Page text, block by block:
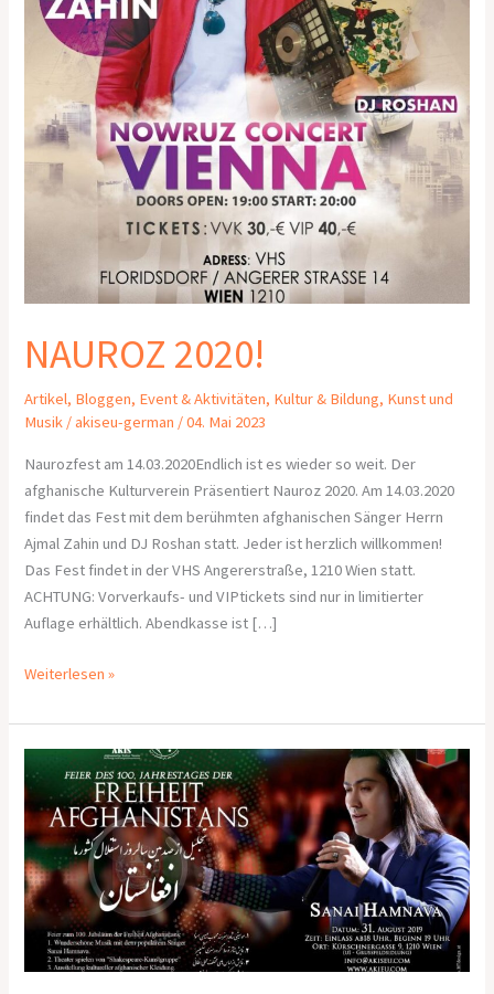
NAUROZ 2020!
Artikel, Bloggen, Event & Aktivitäten, Kultur & Bildung, Kunst und
Musik /akiseu-german /04. Mai 2023
Naurozfest am 14.03.2020Endlich ist es wieder so weit. Der
afghanische Kulturverein Präsentiert Nauroz 2020. Am 14.03.2020
findet das Fest mit dem berühmten afghanischen Sänger Herrn
Ajmal Zahin und DJ Roshan statt. Jeder ist herzlich willkommen!
Das Fest findet in der VHS Angererstraße, 1210 Wien statt.
ACHTUNG: Vorverkaufs- und VIPtickets sind nur in limitierter
Auflage erhältlich. Abendkasse ist […]
Weiterlesen »
Am
31.08.2019
hat
der
Verein
AKIS
in
VHS